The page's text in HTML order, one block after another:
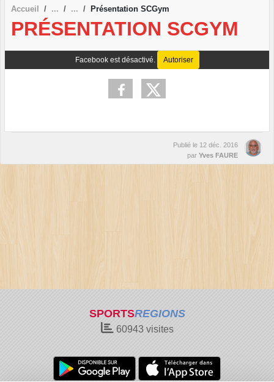
Accueil Présentation SCGym
PRÉSENTATION SCGYM
Facebook est désactivé. Autoriser
Publié le 12 déc. 2016
par Yves FAURE
SPORTSREGIONS
60943visites